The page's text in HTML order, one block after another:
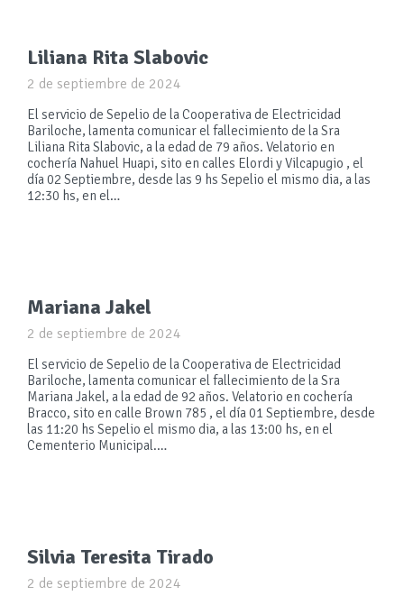
Liliana Rita Slabovic
2 de septiembre de 2024
El servicio de Sepelio de la Cooperativa de Electricidad
Bariloche, lamenta comunicar el fallecimiento de la Sra
Liliana Rita Slabovic, a la edad de 79 años. Velatorio en
cochería Nahuel Huapi, sito en calles Elordi y Vilcapugio , el
día 02 Septiembre, desde las 9 hs Sepelio el mismo dia, a las
12:30 hs, en el…
Mariana Jakel
2 de septiembre de 2024
El servicio de Sepelio de la Cooperativa de Electricidad
Bariloche, lamenta comunicar el fallecimiento de la Sra
Mariana Jakel, a la edad de 92 años. Velatorio en cochería
Bracco, sito en calle Brown 785 , el día 01 Septiembre, desde
las 11:20 hs Sepelio el mismo dia, a las 13:00 hs, en el
Cementerio Municipal.…
Silvia Teresita Tirado
2 de septiembre de 2024